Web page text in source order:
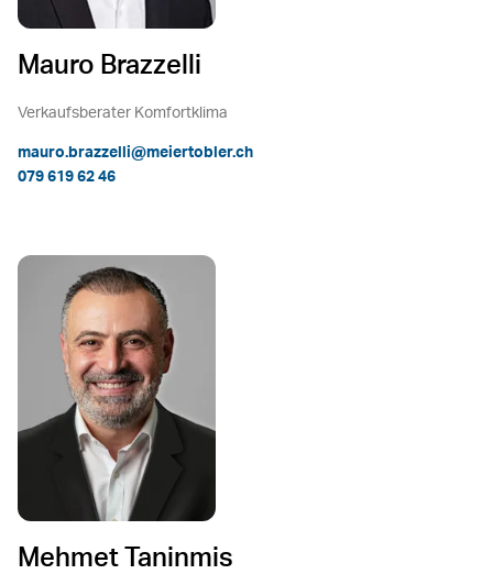
Mauro Brazzelli
Verkaufsberater Komfortklima
mauro.brazzelli@meiertobler.ch
079 619 62 46
Mehmet Taninmis